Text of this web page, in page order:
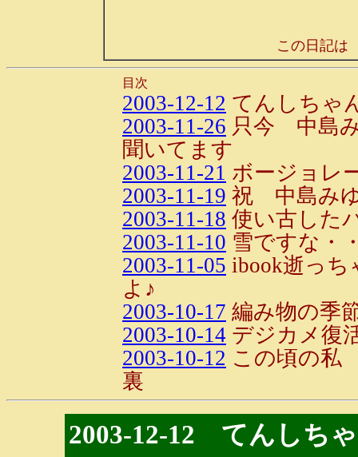
この日記は
目次
2003-12-12 てんしちゃ
2003-11-26 只今 中島
聞いてます
2003-11-21 ボージョレ
2003-11-19 祝 中島み
2003-11-18 使い古した
2003-11-10 雪ですな・
2003-11-05 ibook逝っち
よ♪
2003-10-17 編み物の季
2003-10-14 デジカメ復
2003-10-12 この頃の私
裏
2003-12-12 てんしち